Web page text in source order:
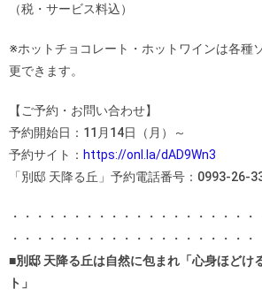
（税・サービス料込）
※ホットチョコレート・ホットワインは各種
更できます。
【ご予約・お問い合わせ】
予約開始日：11月14日（月）～
予約サイト： https://onl.la/dAD9Wn3
「別邸 天降る丘」予約電話番号：0993-26-
・・・・・・・・・・・・・・・・・・・・
・・・・・・・・・・・・・・・・・・・・
■別邸 天降る丘は自然に包まれ「心身ほどけ
ト」